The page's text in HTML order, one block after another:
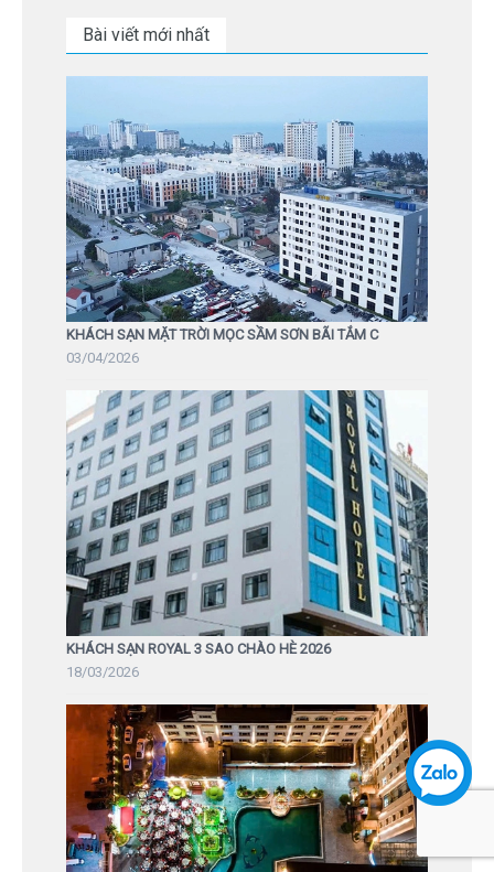
Bài viết mới nhất
KHÁCH SẠN MẶT TRỜI MỌC SẦM SƠN BÃI TẮM C
03/04/2026
KHÁCH SẠN ROYAL 3 SAO CHÀO HÈ 2026
18/03/2026